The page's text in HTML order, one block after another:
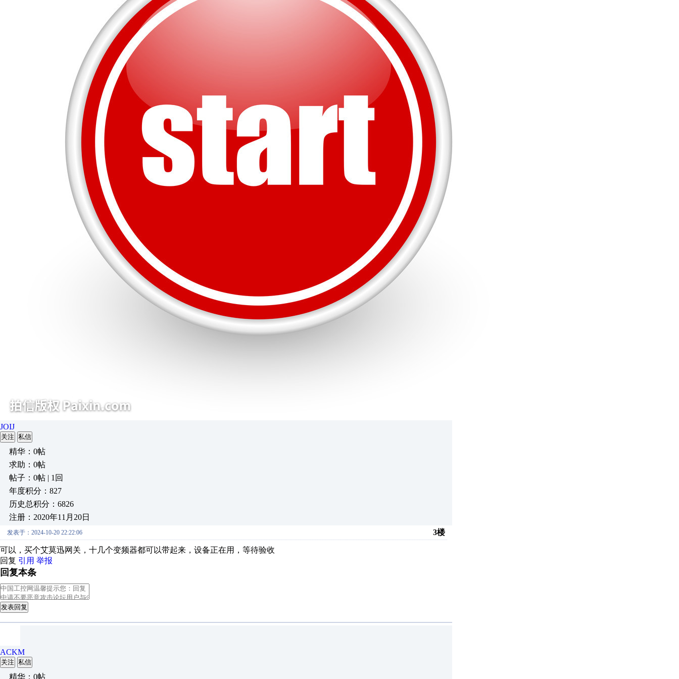
JOIJ
关注 私信
精华：0帖
求助：0帖
帖子：0帖 | 1回
年度积分：827
历史总积分：6826
注册：2020年11月20日
发表于：2024-10-20 22:22:06 3楼
可以，买个艾莫迅网关，十几个变频器都可以带起来，设备正在用，等待验收
回复 引用 举报
回复本条
发表回复
ACKM
关注 私信
精华：0帖